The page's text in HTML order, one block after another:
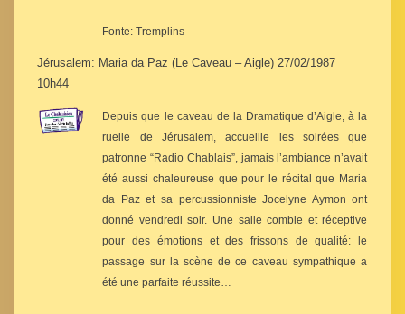
Fonte: Tremplins
Jérusalem: Maria da Paz (Le Caveau – Aigle) 27/02/1987
10h44
Depuis que le caveau de la Dramatique d’Aigle, à la
ruelle de Jérusalem, accueille les soirées que
patronne “Radio Chablais”, jamais l’ambiance n’avait
été aussi chaleureuse que pour le récital que Maria
da Paz et sa percussionniste Jocelyne Aymon ont
donné vendredi soir. Une salle comble et réceptive
pour des émotions et des frissons de qualité: le
passage sur la scène de ce caveau sympathique a
été une parfaite réussite…